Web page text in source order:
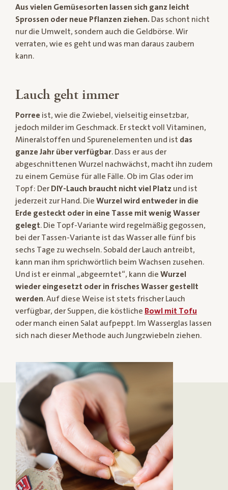
Aus vielen Gemüsesorten lassen sich ganz leicht
Sprossen oder neue Pflanzen ziehen. Das schont nicht
nur die Umwelt, sondern auch die Geldbörse. Wir
verraten, wie es geht und was man daraus zaubern
kann.
Lauch geht immer
Porree ist, wie die Zwiebel, vielseitig einsetzbar,
jedoch milder im Geschmack. Er steckt voll Vitaminen,
Mineralstoffen und Spurenelementen und ist das
ganze Jahr über verfügbar. Dass er aus der
abgeschnittenen Wurzel nachwächst, macht ihn zudem
zu einem Gemüse für alle Fälle. Ob im Glas oder im
Topf: Der DIY-Lauch braucht nicht viel Platz und ist
jederzeit zur Hand. Die Wurzel wird entweder in die
Erde gesteckt oder in eine Tasse mit wenig Wasser
gelegt. Die Topf-Variante wird regelmäßig gegossen,
bei der Tassen-Variante ist das Wasser alle fünf bis
sechs Tage zu wechseln. Sobald der Lauch antreibt,
kann man ihm sprichwörtlich beim Wachsen zusehen.
Und ist er einmal „abgeerntet“, kann die Wurzel
wieder eingesetzt oder in frisches Wasser gestellt
werden. Auf diese Weise ist stets frischer Lauch
verfügbar, der Suppen, die köstliche Bowl mit Tofu
oder manch einen Salat aufpeppt. Im Wasserglas lassen
sich nach dieser Methode auch Jungzwiebeln ziehen.